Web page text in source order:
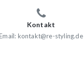
Kontakt
kontakt@re-styling.de